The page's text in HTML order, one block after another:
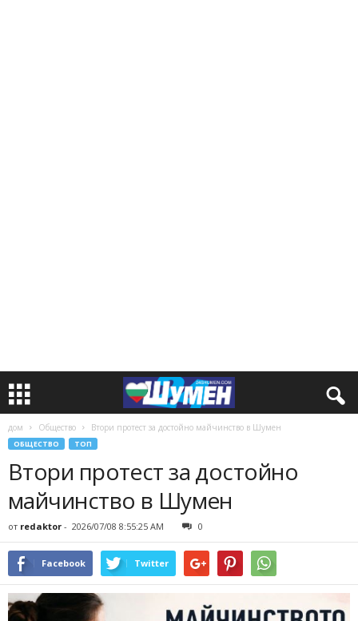
дом Общество Втори протест за достойно майчинство в Шумен
ОБЩЕСТВО ТОП
Втори протест за достойно
майчинство в Шумен
от redaktor - 2026/07/08 8:55:25 AM 0
Facebook Twitter